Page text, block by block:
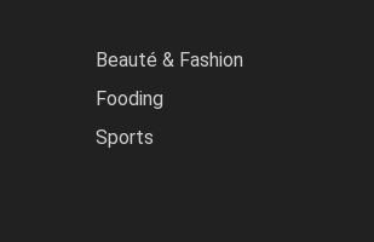
Beauté & Fashion
Fooding
Sports